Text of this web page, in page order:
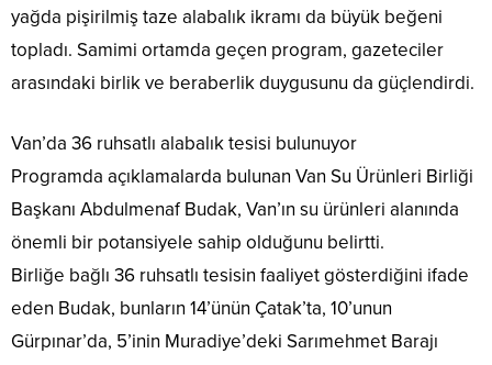
yağda pişirilmiş taze alabalık ikramı da büyük beğeni
topladı. Samimi ortamda geçen program, gazeteciler
arasındaki birlik ve beraberlik duygusunu da güçlendirdi.
Van’da 36 ruhsatlı alabalık tesisi bulunuyor
Programda açıklamalarda bulunan Van Su Ürünleri Birliği
Başkanı Abdulmenaf Budak, Van’ın su ürünleri alanında
önemli bir potansiyele sahip olduğunu belirtti.
Birliğe bağlı 36 ruhsatlı tesisin faaliyet gösterdiğini ifade
eden Budak, bunların 14’ünün Çatak’ta, 10’unun
Gürpınar’da, 5’inin Muradiye’deki Sarımehmet Barajı